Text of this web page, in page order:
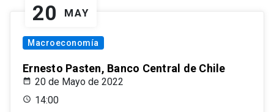
20 MAY
Macroeconomía
Ernesto Pasten, Banco Central de Chile
20 de Mayo de 2022
14:00